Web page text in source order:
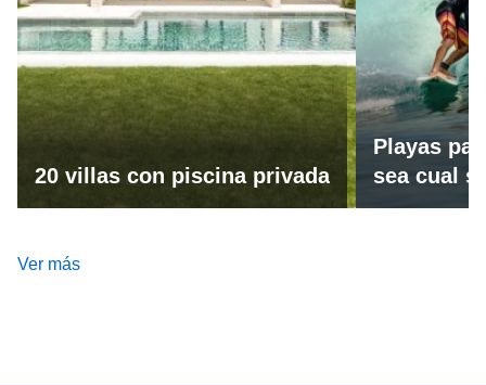
20 villas con piscina privada
Playas
sea cual
Ver más